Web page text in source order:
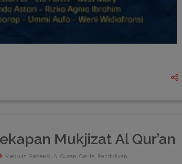
Mukjizat Al Qur’an
Menulis, Resensi, Al Quran, Cerita, Pendidikan